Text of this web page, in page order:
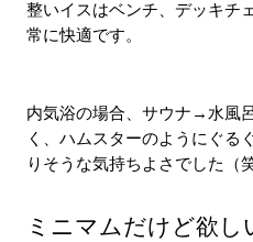
整いイスはベンチ、デッキチ
常に快適です。
内気浴の場合、サウナ→水風
く、ハムスターのようにぐる
りそうな気持ちよさでした（笑
ミニマムだけど欲